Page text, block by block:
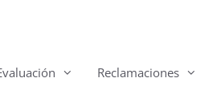
Reclamaciones